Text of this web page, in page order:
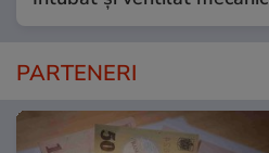
PARTENERI